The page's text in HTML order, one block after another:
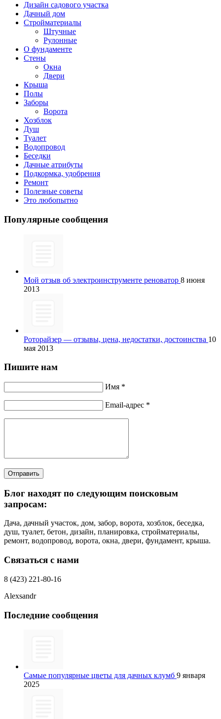
Дизайн садового участка
Дачный дом
Стройматериалы
Штучные
Рулонные
О фундаменте
Стены
Окна
Двери
Крыша
Полы
Заборы
Ворота
Хозблок
Душ
Туалет
Водопровод
Беседки
Дачные атрибуты
Подкормка, удобрения
Ремонт
Полезные советы
Это любопытно
Популярные сообщения
Мой отзыв об электроинструменте реноватор 8 июня
2013
Роторайзер — отзывы, цена, недостатки, достоинства 10
мая 2013
Пишите нам
Имя *
Email-адрес *
Отправить
Блог находят по следующим поисковым
запросам:
Дача, дачный участок, дом, забор, ворота, хозблок, беседка,
душ, туалет, бетон, дизайн, планировка, стройматериалы,
ремонт, водопровод, ворота, окна, двери, фундамент, крыша.
Связаться с нами
8 (423) 221-80-16
Alexsandr
Последние сообщения
Самые популярные цветы для дачных клумб 9 января
2025